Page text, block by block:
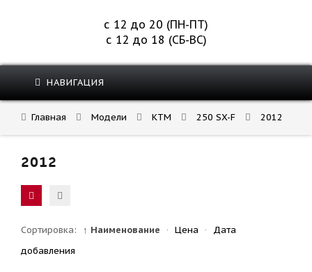
с 12 до 20 (ПН-ПТ)
с 12 до 18 (СБ-ВС)
НАВИГАЦИЯ
Главная Модели KTM 250 SX-F 2012
2012
Сортировка: ↑ Наименование · Цена ·
Дата
добавления